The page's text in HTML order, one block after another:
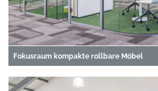
Fokusraum kompakte rollbare Möbel